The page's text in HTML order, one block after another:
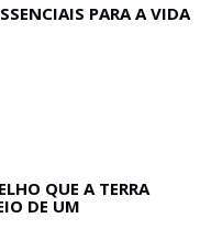
PARA A VIDA
QUE A TERRA
DE UM